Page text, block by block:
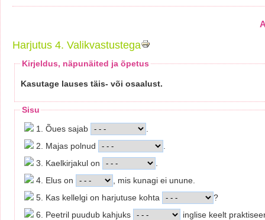
Harjutus 4. Valikvastustega
Kirjeldus, näpunäited ja õpetus
Kasutage lauses täis- või osaalust.
Sisu
1. Õues sajab
2. Majas polnud
3. Kaelkirjakul on
4. Elus on
, mis kunagi ei unune.
5. Kas kellelgi on harjutuse kohta
?
6. Peetril puudub kahjuks
inglise keelt